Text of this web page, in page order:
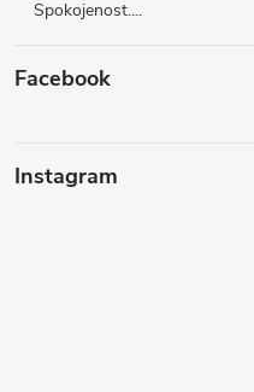
Spokojenost....
Facebook
Instagram